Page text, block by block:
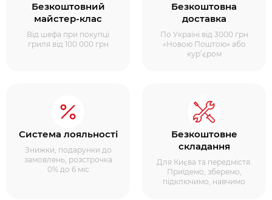
Безкоштовний
майстер-клас
Від шефа при покупці
гриля від 100 000 грн
Безкоштовна
доставка
По Україні від 3000 грн
«Новою Поштою» або
кур’єром
Система лояльності
Знижки, подарунки до
замовлень, розстрочка
0% до 6 міс
Безкоштовне
складання
Для Києва та передмістя.
Приїдемо, зберемо,
підключимо, навчимо